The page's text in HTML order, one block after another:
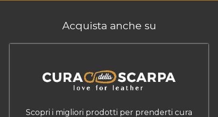
Acquista anche su
Scopri i migliori prodotti per prenderti cura